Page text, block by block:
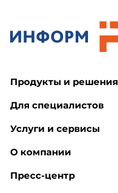
Продукты и решения
Для специалистов
Услуги и сервисы
О компании
Пресс-центр